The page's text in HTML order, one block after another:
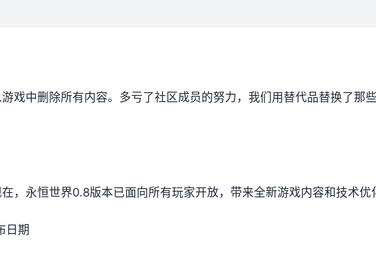
戏中删除所有内容。多亏了社区成员的努力，我们用替代品替换了那
，永恒世界0.8版本已面向所有玩家开放，带来全新游戏内容和技术优
日期